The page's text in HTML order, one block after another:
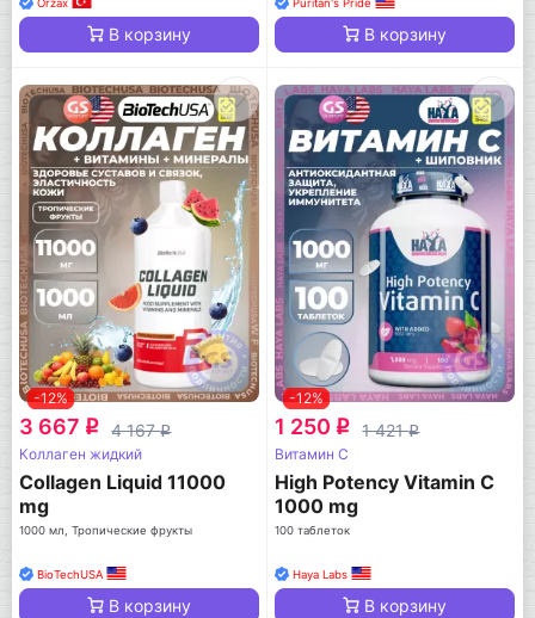
Orzax
В корзину
Puritan's Pride
В корзину
-12%
3 667 q 4 167q
Коллаген жидкий
Collagen Liquid 11000
mg
1000 мл, Тропические фрукты
BioTechUSA
В корзину
-12%
1 250 q 1 421q
Витамин C
High Potency Vitamin C
1000 mg
100 таблеток
Haya Labs
В корзину